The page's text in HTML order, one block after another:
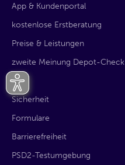
App & Kundenportal
kostenlose Erstberatung
Preise & Leistungen
zweite Meinung Depot-Check
AGB
Sicherheit
Formulare
Barrierefreiheit
PSD2-Testumgebung